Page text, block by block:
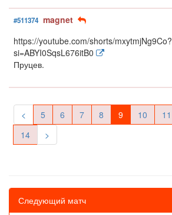
#511374 magnet
https://youtube.com/shorts/mxytmjNg9Co?
si=ABYI0SqsL676itB0
Пруцев.
< 5 6 7 8 9 10 11
14
>
Следующий матч